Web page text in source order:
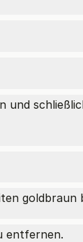
und
goldbraun
entfernen.